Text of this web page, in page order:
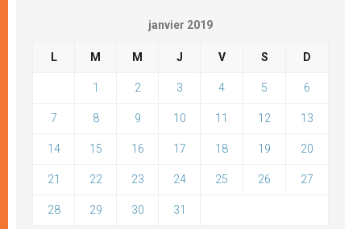
janvier 2019
L M M J V S D
1 2 3 4 5 6
7 8 9 10 11 12 13
14 15 16 17 18 19 20
21 22 23 24 25 26 27
28 29 30 31